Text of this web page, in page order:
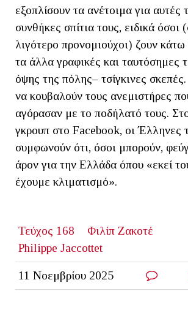
εξοπλίσουν τα ανέτοιμα για αυτές
συνθήκες σπίτια τους, ειδικά όσοι
λιγότερο προνομιούχοι) ζουν
τα άλλα γραφικές και ταυτόσημες
όψης της πόλης– τσίγκινες
να κουβαλούν τους ανεμιστήρες
αγόρασαν με το ποδήλατό τους.
γκρουπ στο Facebook, οι Έλληνες
συμφωνούν ότι, όσοι μπορούν,
άρον για την Ελλάδα όπου «εκεί
έχουμε κλιματισμό».
Τεύχος 168
Φιλίπ Ζακοτέ
Philippe Jaccottet
11 Νοεμβρίου 2025